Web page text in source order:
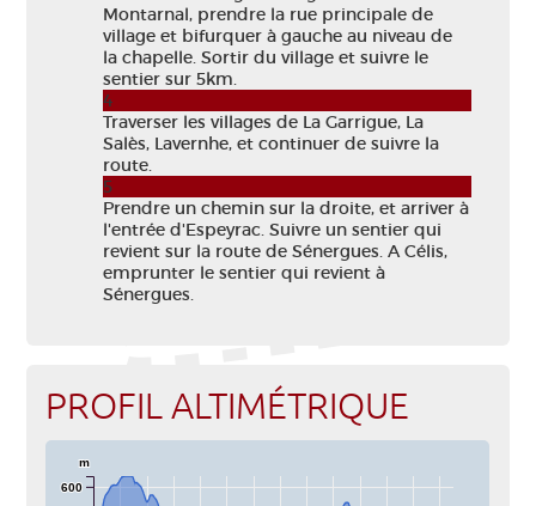
Montarnal, prendre la rue principale de
village et bifurquer à gauche au niveau de
la chapelle. Sortir du village et suivre le
sentier sur 5km.
4
Traverser les villages de La Garrigue, La
Salès, Lavernhe, et continuer de suivre la
route.
5
Prendre un chemin sur la droite, et arriver à
l'entrée d'Espeyrac. Suivre un sentier qui
revient sur la route de Sénergues. A Célis,
emprunter le sentier qui revient à
Sénergues.
PROFIL ALTIMÉTRIQUE
600
m